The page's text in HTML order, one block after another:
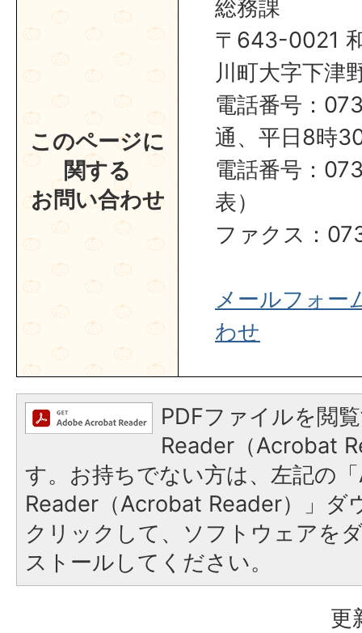
このページに
関する
お問い合わせ
総務課
〒643-0021
川町大字下津
電話番号：
通、平日8時
電話番号：
表）
ファクス：
メールフォー
わせ
PDFファイルを閲
Reader（Acrobat
す。お持ちでない方は、左記の
Reader（Acrobat Reader）」ダ
クリックして、ソフトウェアを
ストールしてください。
更